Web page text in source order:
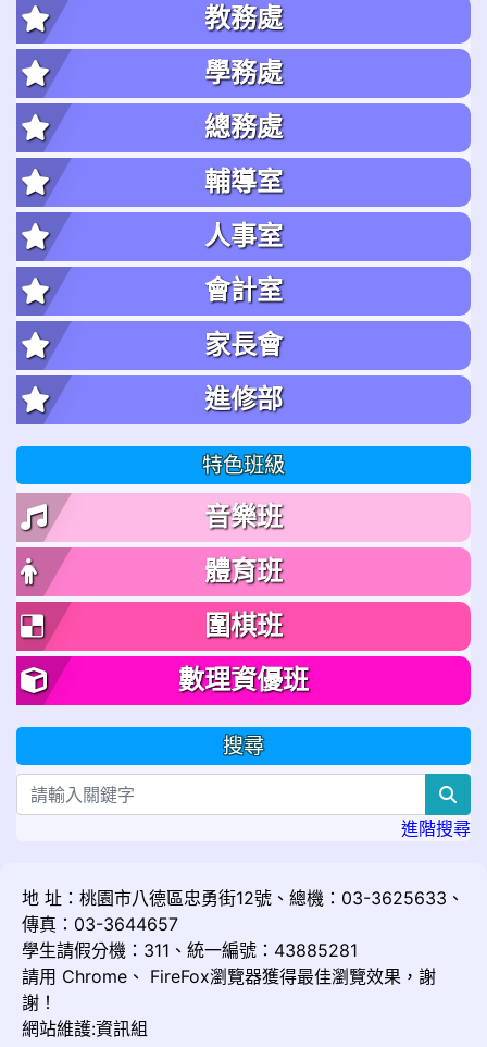
教務處
學務處
總務處
輔導室
人事室
會計室
家長會
進修部
特色班級
音樂班
體育班
圍棋班
數理資優班
搜尋
進階搜尋
地 址：桃園市八德區忠勇街12號、總機：03-3625633、
傳真：03-3644657
學生請假分機：311、統一編號：43885281
請用 Chrome 、 FireFox瀏覽器獲得最佳瀏覽效果，謝
謝！
網站維護:資訊組